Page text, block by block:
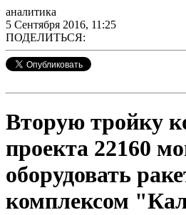
аналитика
5 Сентября 2016, 11:25
ПОДЕЛИТЬСЯ:
Вторую тройку
проекта 22160
оборудовать
комплексом